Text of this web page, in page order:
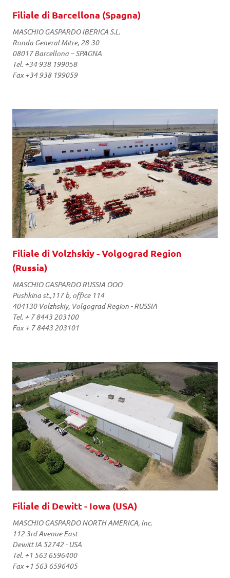
Filiale di Barcellona (Spagna)
MASCHIO GASPARDO IBERICA S.L.
Ronda General Mitre, 28-30
08017 Barcellona – SPAGNA
Tel. +34 938 199058
Fax +34 938 199059
Filiale di Volzhskiy - Volgograd Region
(Russia)
MASCHIO GASPARDO RUSSIA OOO
Pushkina st.,117 b, office 114
404130 Volzhskiy, Volgograd Region - RUSSIA
Tel. + 7 8443 203100
Fax + 7 8443 203101
Filiale di Dewitt - Iowa (USA)
MASCHIO GASPARDO NORTH AMERICA, Inc.
112 3rd Avenue East
Dewitt IA 52742 - USA
Tel. +1 563 6596400
Fax +1 563 6596405